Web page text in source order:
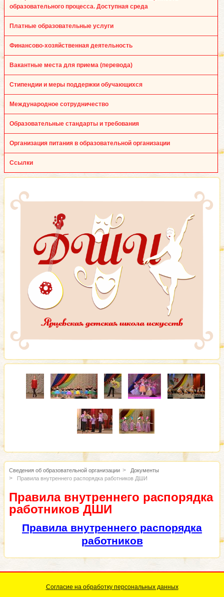
образовательного процесса. Доступная среда
Платные образовательные услуги
Финансово-хозяйственная деятельность
Вакантные места для приема (перевода)
Стипендии и меры поддержки обучающихся
Международное сотрудничество
Образовательные стандарты и требования
Организация питания в образовательной организации
Ссылки
Сведения об образовательной организации
Документы
Правила внутреннего распорядка работников ДШИ
Правила внутреннего распорядка
работников ДШИ
Правила внутреннего распорядка
работников
Согласие на обработку персональных данных